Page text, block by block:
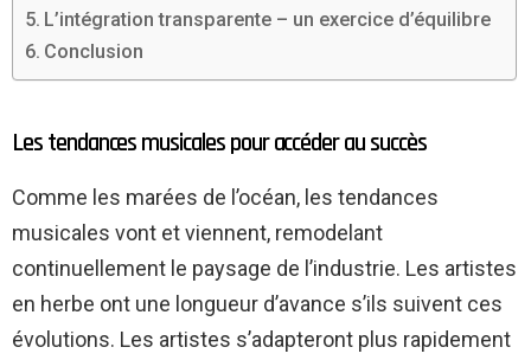
L’intégration transparente – un exercice d’équilibre
Conclusion
Les tendances musicales pour accéder au succès
Comme les marées de l’océan, les tendances
musicales vont et viennent, remodelant
continuellement le paysage de l’industrie. Les artistes
en herbe ont une longueur d’avance s’ils suivent ces
évolutions. Les artistes s’adapteront plus rapidement